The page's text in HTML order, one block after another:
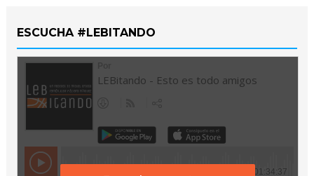
ESCUCHA #LEBITANDO